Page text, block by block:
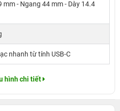
mm - Ngang 44 mm - Dày 14.4
nhanh từ tính USB-C
hình chi tiết